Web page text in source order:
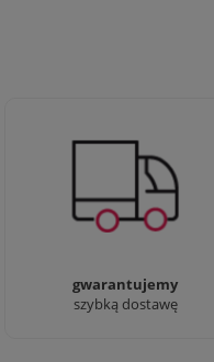
gwarantujemy
szybką dostawę
90% dostaw następnego dnia,
bez dopłat!